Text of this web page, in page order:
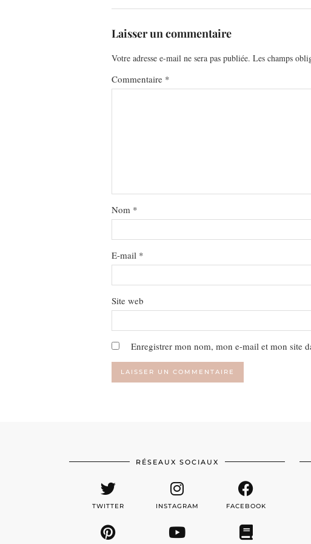
Laisser un commentaire
Votre adresse e-mail ne sera pas publiée. Les champs
Commentaire *
Nom *
E-mail *
Site web
Enregistrer mon nom, mon e-mail et mon site
RÉSEAUX SOCIAUX
TWITTER INSTAGRAM FACEBOOK